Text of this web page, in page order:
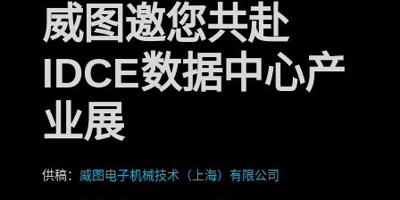
威图邀您共赴
IDCE数据中心产
业展
供稿： 威图电子机械技术（上海）有限公司